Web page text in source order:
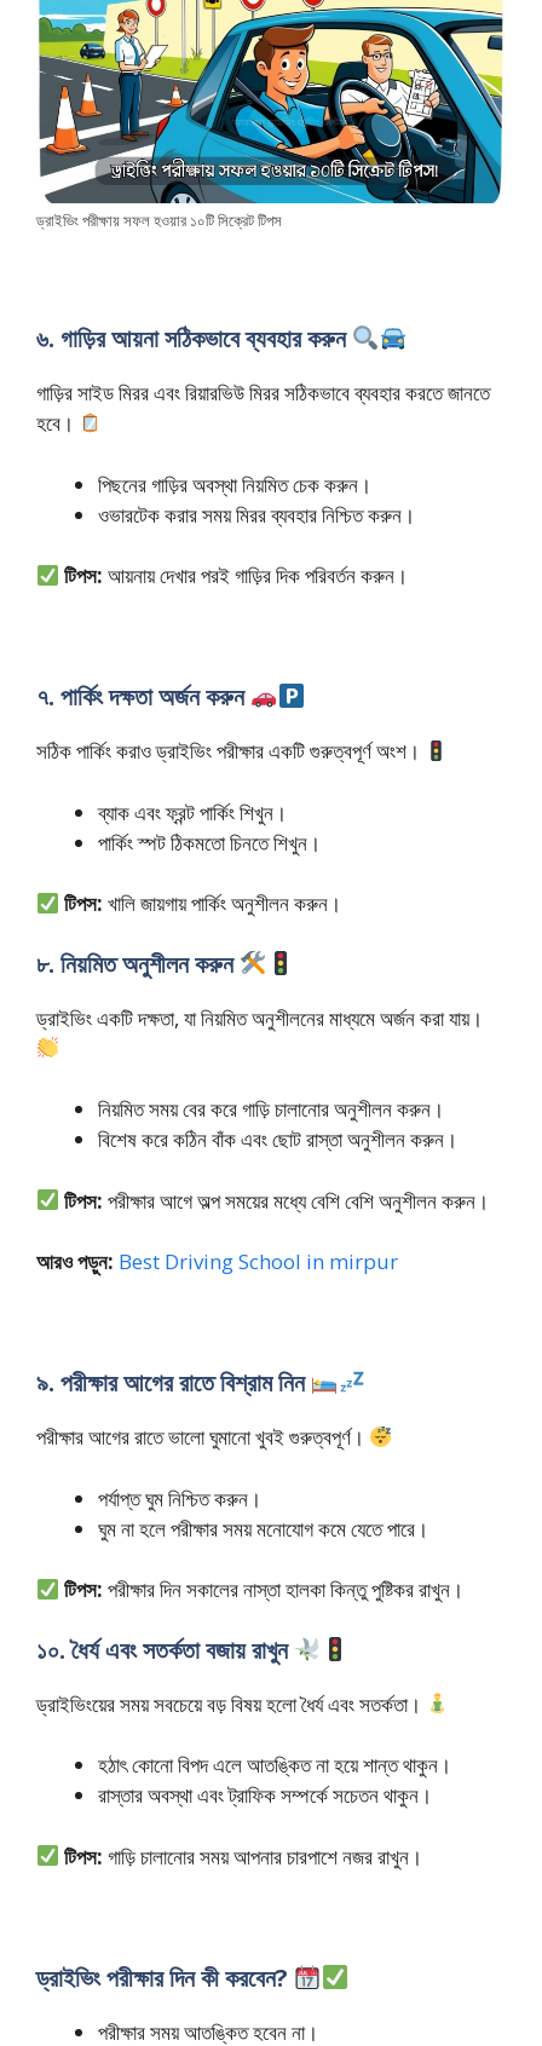
ড্রাইভিং পরীক্ষায় সফল হওয়ার ১০টি সিক্রেট টিপস
৬. গাড়ির আয়না সঠিকভাবে ব্যবহার করুন
গাড়ির সাইড মিরর এবং রিয়ারভিউ মিরর সঠিকভাবে ব্যবহার করতে জানতে
হবে।
পিছনের গাড়ির অবস্থা নিয়মিত চেক করুন।
ওভারটেক করার সময় মিরর ব্যবহার নিশ্চিত করুন।
টিপস: আয়নায় দেখার পরই গাড়ির দিক পরিবর্তন করুন।
৭. পার্কিং দক্ষতা অর্জন করুন
সঠিক পার্কিং করাও ড্রাইভিং পরীক্ষার একটি গুরুত্বপূর্ণ অংশ।
ব্যাক এবং ফ্রন্ট পার্কিং শিখুন।
পার্কিং স্পট ঠিকমতো চিনতে শিখুন।
টিপস: খালি জায়গায় পার্কিং অনুশীলন করুন।
৮. নিয়মিত অনুশীলন করুন
ড্রাইভিং একটি দক্ষতা, যা নিয়মিত অনুশীলনের মাধ্যমে অর্জন করা যায়।
নিয়মিত সময় বের করে গাড়ি চালানোর অনুশীলন করুন।
বিশেষ করে কঠিন বাঁক এবং ছোট রাস্তা অনুশীলন করুন।
টিপস: পরীক্ষার আগে অল্প সময়ের মধ্যে বেশি বেশি অনুশীলন করুন।
আরও পড়ুন: Best Driving School in mirpur
৯. পরীক্ষার আগের রাতে বিশ্রাম নিন
পরীক্ষার আগের রাতে ভালো ঘুমানো খুবই গুরুত্বপূর্ণ।
পর্যাপ্ত ঘুম নিশ্চিত করুন।
ঘুম না হলে পরীক্ষার সময় মনোযোগ কমে যেতে পারে।
টিপস: পরীক্ষার দিন সকালের নাস্তা হালকা কিন্তু পুষ্টিকর রাখুন।
১০. ধৈর্য এবং সতর্কতা বজায় রাখুন
ড্রাইভিংয়ের সময় সবচেয়ে বড় বিষয় হলো ধৈর্য এবং সতর্কতা।
হঠাৎ কোনো বিপদ এলে আতঙ্কিত না হয়ে শান্ত থাকুন।
রাস্তার অবস্থা এবং ট্রাফিক সম্পর্কে সচেতন থাকুন।
টিপস: গাড়ি চালানোর সময় আপনার চারপাশে নজর রাখুন।
ড্রাইভিং পরীক্ষার দিন কী করবেন?
পরীক্ষার সময় আতঙ্কিত হবেন না।